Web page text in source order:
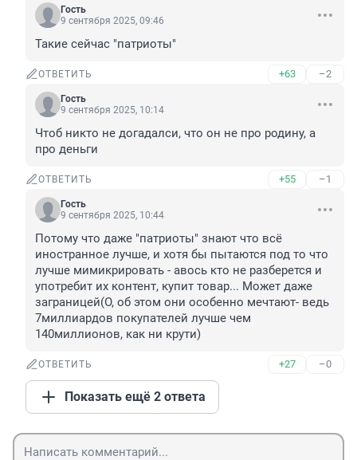
Гость
9 сентября 2025, 09:46
Такие сейчас "патриоты"
ОТВЕТИТЬ +63 –2
Гость
9 сентября 2025, 10:14
Чтоб никто не догадалси, что он не про родину, а
про деньги
ОТВЕТИТЬ +55 –1
Гость
9 сентября 2025, 10:44
Потому что даже "патриоты" знают что всё
иностранное лучше, и хотя бы пытаются под то что
лучше мимикрировать - авось кто не разберется и
употребит их контент, купит товар... Может даже
заграницей(О, об этом они особенно мечтают- ведь
7миллиардов покупателей лучше чем
140миллионов, как ни крути)
ОТВЕТИТЬ +27 –0
Показать ещё 2 ответа